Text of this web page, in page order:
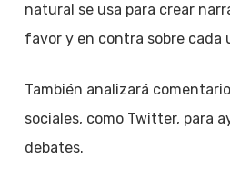
natural se usa para crear
favor y en contra sobre cada
También analizará
sociales, como Twitter, para
debates.